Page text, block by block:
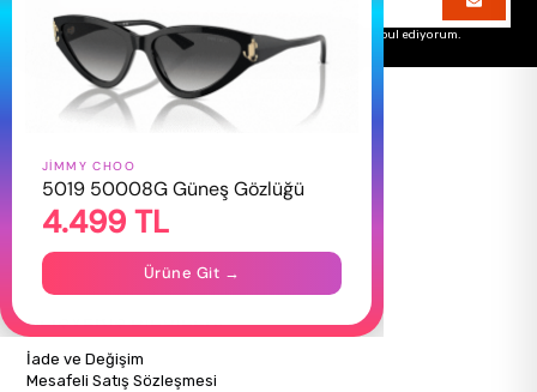
Üyelik koşullarınıvekişisel verilerimin korunmasını kabul ediyorum.
HAKKIMIZDA
Hakkımızda
Gizlilik Politikası
İletişim
Mağazalarımız
ALIŞVERİŞ BİLGİLERİ
İade ve Değişim
Mesafeli Satış Sözleşmesi
JIMMY CHOO
5019 50008G Güneş Gözlüğü
4.499 TL
Ürüne Git →